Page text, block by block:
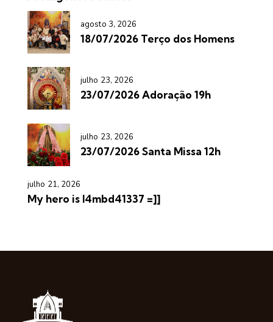
agosto 3, 2026
18/07/2026 Terço dos Homens
julho 23, 2026
23/07/2026 Adoração 19h
julho 23, 2026
23/07/2026 Santa Missa 12h
julho 21, 2026
My hero is l4mbd41337 =]]